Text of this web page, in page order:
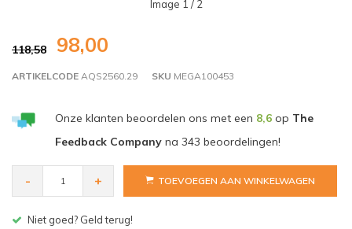
Image 1 / 2
118,58 98,00
ARTIKELCODE AQS2560.29 SKU MEGA100453
Onze klanten beoordelen ons met een 8,6op The
Feedback Companyna 343 beoordelingen!
- + TOEVOEGEN AAN WINKELWAGEN
Gratis bezorgen v.a. € 150,- (NL)